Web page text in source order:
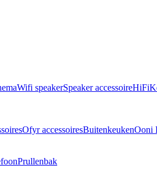
Wifi speakerSpeaker accessoireHiFi
Ofyr accessoiresBuitenkeukenOoni
Prullenbak